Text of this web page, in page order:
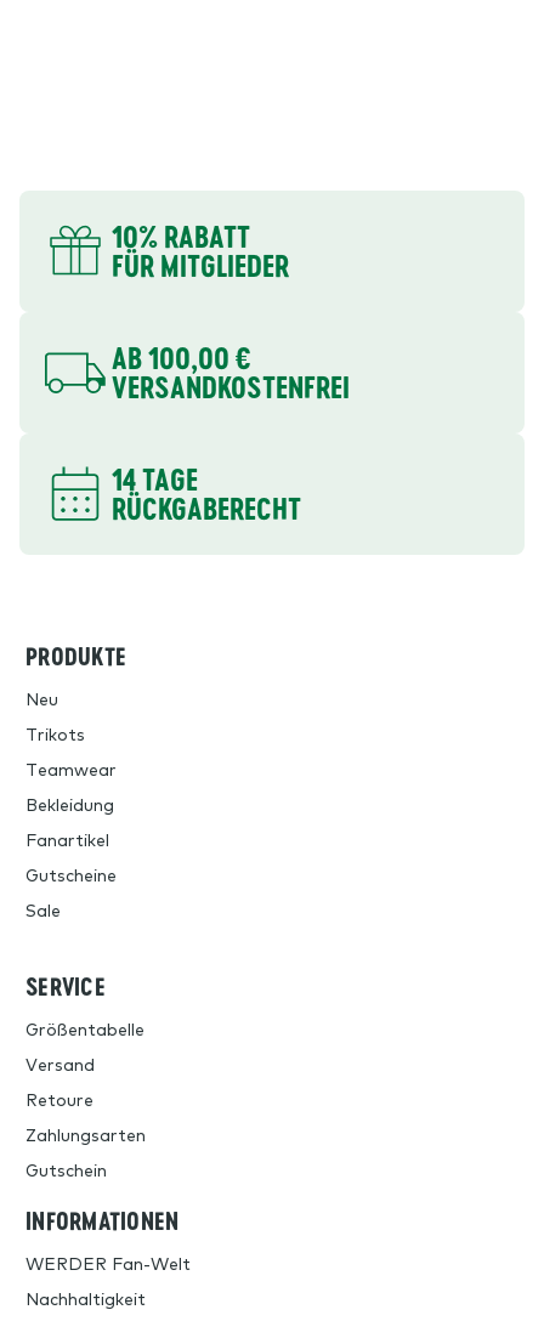
10% RABATT
FÜR MITGLIEDER
AB 100,00 €
VERSANDKOSTENFREI
14 TAGE
RÜCKGABERECHT
PRODUKTE
Neu
Trikots
Teamwear
Bekleidung
Fanartikel
Gutscheine
Sale
SERVICE
Größentabelle
Versand
Retoure
Zahlungsarten
Gutschein
INFORMATIONEN
WERDER Fan-Welt
Nachhaltigkeit